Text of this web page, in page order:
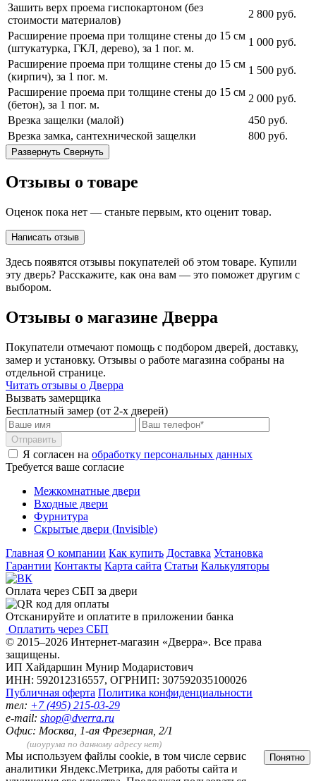
Зашить верх проема гиспокартоном (без
стоимости материалов)
2 800 руб.
Расширение проема при толщине стены до 15 см
(штукатурка, ГКЛ, дерево), за 1 пог. м.
1 000 руб.
Расширение проема при толщине стены до 15 см
(кирпич), за 1 пог. м.
1 500 руб.
Расширение проема при толщине стены до 15 см
(бетон), за 1 пог. м.
2 000 руб.
Врезка защелки (малой)
450 руб.
Врезка замка, сантехнической защелки
800 руб.
Развернуть Свернуть
Отзывы о товаре
Оценок пока нет — станьте первым, кто оценит товар.
Написать отзыв
Здесь появятся отзывы покупателей об этом товаре. Купили
эту дверь? Расскажите, как она вам — это поможет другим с
выбором.
Отзывы о магазине Дверра
Покупатели отмечают помощь с подбором дверей, доставку,
замер и установку. Отзывы о работе магазина собраны на
отдельной странице.
Читать отзывы о Дверра
Вызвать замерщика
Бесплатный замер (от 2-х дверей)
Отправить
Я согласен на обработку персональных данных
Требуется ваше согласие
Межкомнатные двери
Входные двери
Фурнитура
Скрытые двери (Invisible)
Главная О компании Как купить Доставка Установка
Гарантии Контакты Карта сайта Статьи Калькуляторы
Оплата через СБП за двери
Отсканируйте и оплатите в приложении банка
Оплатить через СБП
© 2015–2026 Интернет-магазин «Дверра». Все права
защищены.
ИП Хайдаршин Мунир Модаристович
ИНН: 592012316557, ОГРНИП: 307592035100026
Публичная оферта Политика конфиденциальности
тел: +7 (495) 215-03-29
e-mail: shop@dverra.ru
Офис: Москва, 1-ая Фрезерная, 2/1
(шоурума по данному адресу нет)
Мы используем файлы cookie, в том числе сервис
аналитики Яндекс.Метрика, для работы сайта и
Понятно